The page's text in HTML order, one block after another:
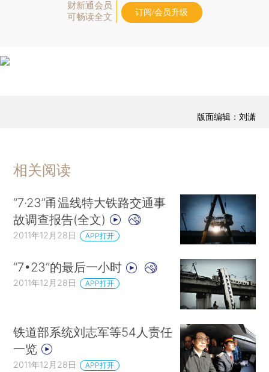
财新通会员
可畅读全文
订阅/会员升级
版面编辑：刘潇
相关阅读
“7·23”甬温线特大铁路交通事
故调查报告(全文)
2011年12月28日 APP打开
“7•23”的最后一小时
2011年12月28日 APP打开
铁道部系统刘志军等54人责任
一览
2011年12月28日 APP打开